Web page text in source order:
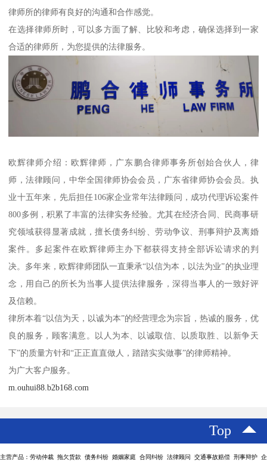
律师所的律师有良好的沟通和合作感觉。
在选择律师所时，可以多方面了解、比较和考虑，确保选择到一家
合适的律师所，为您提供的法律服务。
欧辉律师介绍：欧辉律师，广东鹏合律师事务所创始合伙人，律
师，法律顾问，中华全国律师协会会员，广东省律师协会会员。执
业十五年来，先后担任106家企业常年法律顾问，成功代理诉讼案件
800多例，积累了丰富的法律实务经验。尤其在经济合同、民商事研
究领域获得显著成就，擅长债务纠纷、劳动争议、刑事辩护及离婚
案件。多起案件在欧辉律师主办下都获得支持全部诉讼请求的判
决。多年来，欧辉律师团队一直秉承“以信为本，以法为业”的执业理
念，用自己的所长为当事人提供法律服务，深得当事人的一致好评
及信赖。
律所本着“以信为天，以诚为本”的经营理念为宗旨，热诚的服务，优
良的服务，顾客满意。以人为本、以诚取信、以质取胜、以新争天
下”的质量方针和“正正直直做人，踏踏实实做事”的律师精神。
为广大客户服务。
m.ouhui88.b2b168.com
Top
主营产品：劳动仲裁 拖欠货款 债务纠纷 婚姻家庭 合同纠纷 法律顾问 交通事故赔偿 刑事辩护 企